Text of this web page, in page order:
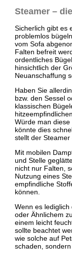
Steamer –
Sicherlich gibt es
problemlos
vom Sofa
Falten befreit
ordentliches
hinsichtlich der
Neuanschaffung
Haben Sie
bzw. den Sessel
klassischen
Würde man
könnte dies
stellt der Steamer
Mit mobilen
und Stelle
nicht nur Falten,
Nutzung eines
empfindliche
können.
Wenn es
oder Ähnlichem
einem leicht
sollte beachtet
wie solche auf
schaden,